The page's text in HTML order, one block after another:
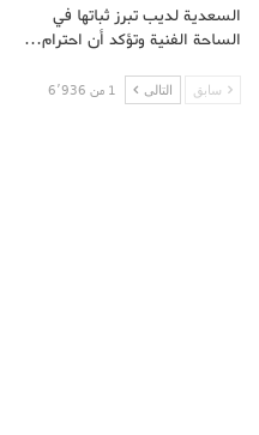
السعدية لديب تبرز ثباتها في
الساحة الفنية وتؤكد أن احترام…
سابق التالى 1 من 6٬936